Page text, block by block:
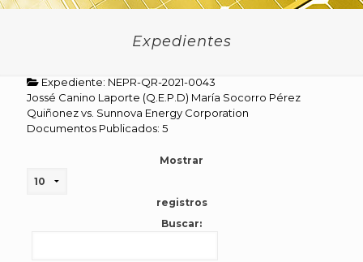
Expedientes
Expediente: NEPR-QR-2021-0043
Jossé Canino Laporte (Q.E.P.D) María Socorro Pérez
Quiñonez vs. Sunnova Energy Corporation
Documentos Publicados: 5
Mostrar
registros
Buscar: